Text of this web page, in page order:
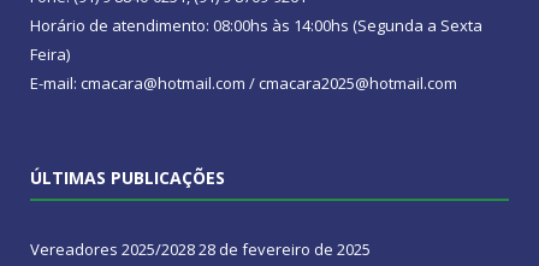
Horário de atendimento: 08:00hs às 14:00hs (Segunda a Sexta
Feira)
E-mail: cmacara@hotmail.com / cmacara2025@hotmail.com
ÚLTIMAS PUBLICAÇÕES
Vereadores 2025/202828 de fevereiro de 2025